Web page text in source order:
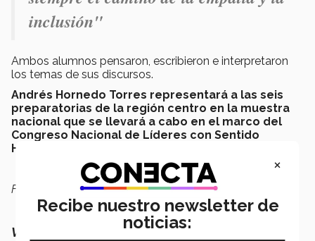
inclusión"
Ambos alumnos pensaron, escribieron e interpretaron
los temas de sus discursos.
Andrés Hornedo Torres representará a las seis
preparatorias de la región centro en la muestra
nacional que se llevará a cabo en el marco del
Congreso Nacional de Líderes con Sentido
Humano.
Fotografías por: Storytellers Campus Querétaro
Vease también:
×
Recibe nuestro newsletter de
noticias: